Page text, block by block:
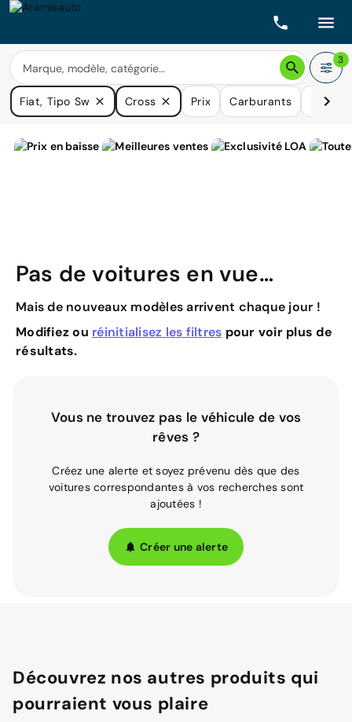
3
Fiat, Tipo Sw Cross Prix Carburants
Pas de voitures en vue…
Mais de nouveaux modèles arrivent chaque jour !
Modifiez ou réinitialisez les filtres pour voir plus de
résultats.
Vous ne trouvez pas le véhicule de vos
rêves ?
Créez une alerte et soyez prévenu dès que des
voitures correspondantes à vos recherches sont
ajoutées !
Créer une alerte
Découvrez nos autres produits qui
pourraient vous plaire